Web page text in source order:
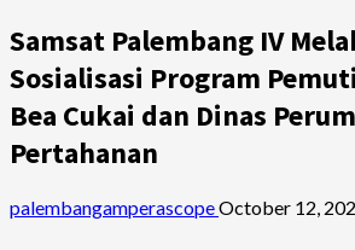
Samsat Palembang IV
Sosialisasi Program
Bea Cukai dan Dinas
Pertahanan
palembangamperascopeOctober 12,